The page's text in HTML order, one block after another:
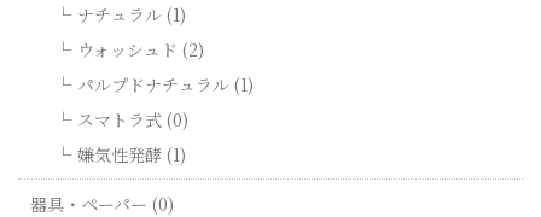
ナチュラル (1)
ウォッシュド (2)
パルプドナチュラル (1)
スマトラ式 (0)
嫌気性発酵 (1)
器具・ペーパー (0)